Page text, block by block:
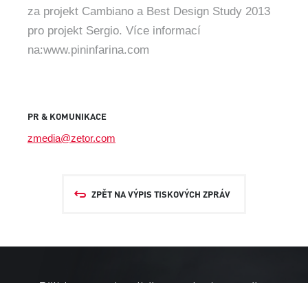
za projekt Cambiano a Best Design Study 2013
pro projekt Sergio. Více informací
na:www.pininfarina.com
PR & KOMUNIKACE
zmedia@zetor.com
ZPĚT NA VÝPIS TISKOVÝCH ZPRÁV